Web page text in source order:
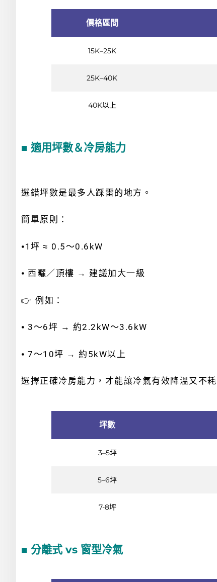
價格區間
15K–25K
25K–40K
40K以上
■ 適用坪數＆冷房能力
選錯坪數是最多人踩雷的地方。
簡單原則：
⦁1坪 ≈ 0.5～0.6kW
⦁ 西曬／頂樓 → 建議加大一級
👉 例如：
⦁ 3～6坪 → 約2.2kW～3.6kW
⦁ 7～10坪 → 約5kW以上
選擇正確冷房能力，才能讓冷氣有效降溫又不耗
坪數
3–5坪
5–6坪
7-8坪
■ 分離式 vs 窗型冷氣